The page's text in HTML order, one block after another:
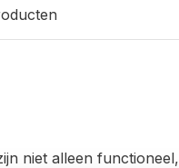
niet alleen functioneel,